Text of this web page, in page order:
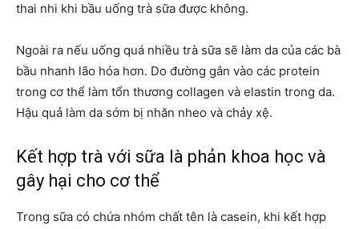
thai nhi khi bầu uống trà sữa được không.
Ngoài ra nếu uống quá nhiều trà sữa sẽ làm da của các bà
bầu nhanh lão hóa hơn. Do đường gắn vào các protein
trong cơ thể làm tổn thương collagen và elastin trong da.
Hậu quả làm da sớm bị nhăn nheo và chảy xệ.
Kết hợp trà với sữa là phản khoa học và
gây hại cho cơ thể
Trong sữa có chứa nhóm chất tên là casein, khi kết hợp